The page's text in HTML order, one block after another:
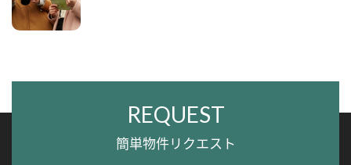
REQUEST
簡単物件リクエスト